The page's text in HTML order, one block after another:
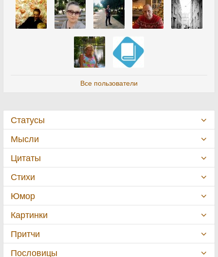
Все пользователи
Статусы
Мысли
Цитаты
Стихи
Юмор
Картинки
Притчи
Пословицы